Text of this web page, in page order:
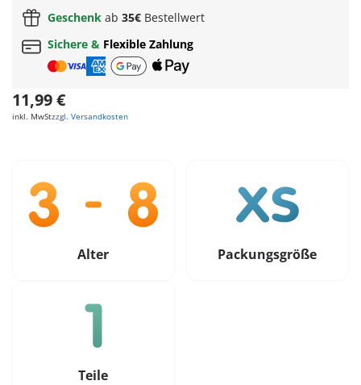
Geschenk ab 35€ Bestellwert
Sichere & Flexible Zahlung
11,99 €
inkl. MwStzzgl. Versandkosten
Alter Packungsgröße
Teile